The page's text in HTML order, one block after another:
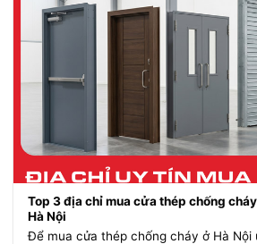
Top 3 địa chỉ mua cửa thép chống
Hà Nội
Để mua cửa thép chống cháy ở Hà